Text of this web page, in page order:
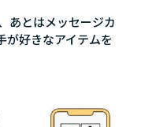
あとはメッセージカ
が好きなアイテムを